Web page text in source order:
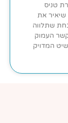
טניס
שיאיר את
שתלווה
העמוק
המדויק